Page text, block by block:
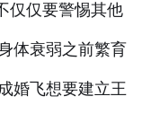
仅仅要警惕其他
体衰弱之前繁育
婚飞想要建立王